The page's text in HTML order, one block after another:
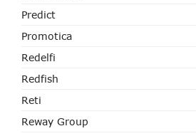
Predict
Promotica
Redelfi
Redfish
Reti
Reway Group